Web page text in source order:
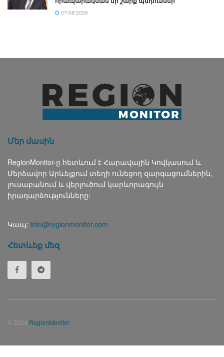
07/08/2026
Մեր մասին
RegionMonitor-ը հետևում է Հարավային Կովկասում և
Մերձավոր Արևելքում տեղի ունեցող զարգացումներին,
լուսաբանում և վերլուծում կարևորագույն
իրադարձությունները։
Կապ: info@regionmonitor.com
Հետևեք մեզ
© 2024 RegionMonitor